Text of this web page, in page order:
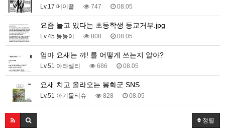
Lv.17 메이플 747 08.05
요즘 늘고 있다는 초등학생 등교거부.jpg
Lv.45 몽둥이 808 08.05
엄마 요새는 꺄! 를 어떻게 쓰는지 알아?
Lv.51 아라셀리 686 08.05
요새 치고 올라오는 봉화군 SNS
Lv.51 아기물티슈 828 08.05
정렬